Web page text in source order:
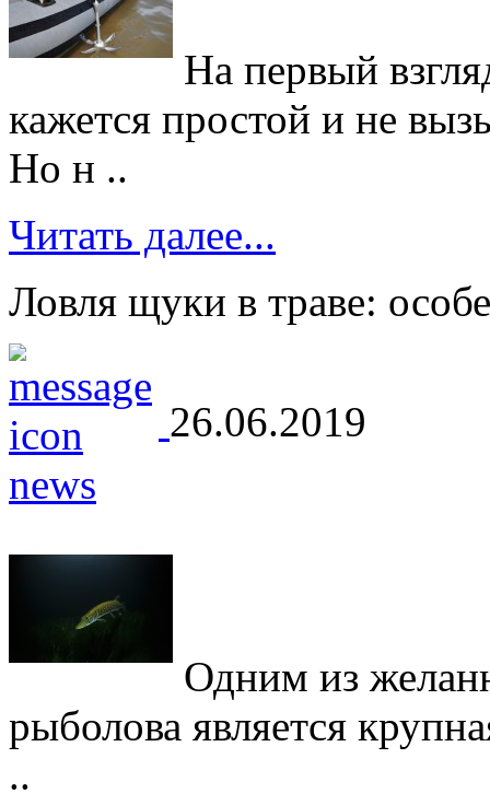
На первый
кажется простой и не
Но н ..
Читать далее...
Ловля щуки в траве:
26.06.2019
Одним из
рыболова является
..